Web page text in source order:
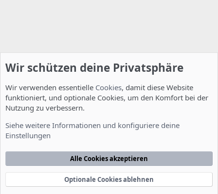
Nutzungsbedingungen Datenschutzerklärung
Startseite
Community platform by XenForo® © 2010-2022 XenForo Ltd.
xenDach©2010-2014
Wir schützen deine Privatsphäre
Wir verwenden essentielle Cookies, damit diese Website
funktioniert, und optionale Cookies, um den Komfort bei der
Nutzung zu verbessern.
Siehe weitere Informationen und konfiguriere deine
Einstellungen
Alle Cookies akzeptieren
Optionale Cookies ablehnen